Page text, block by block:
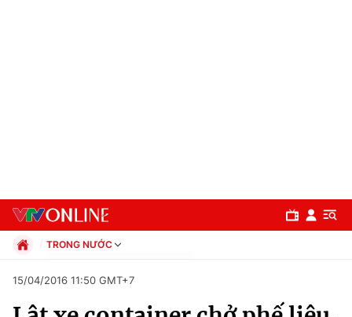
TRONG NƯỚC
Xã hội
Pháp luật
15/04/2016 11:50 GMT+7